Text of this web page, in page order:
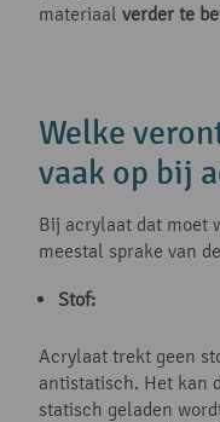
materiaal verder te
Welke
vaak op bij
Bij acrylaat dat moet
meestal sprake van
Stof:
Acrylaat trekt geen
antistatisch. Het kan
statisch geladen